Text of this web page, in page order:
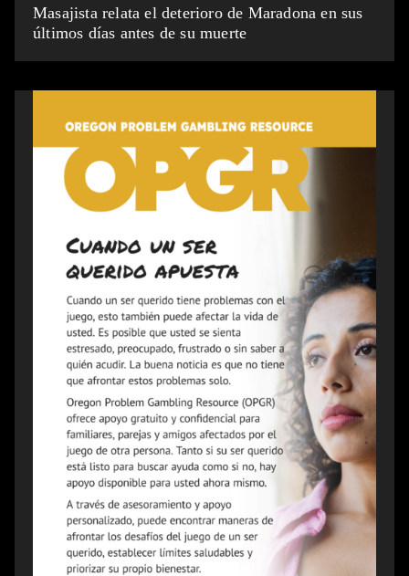
Masajista relata el deterioro de Maradona en sus
últimos días antes de su muerte